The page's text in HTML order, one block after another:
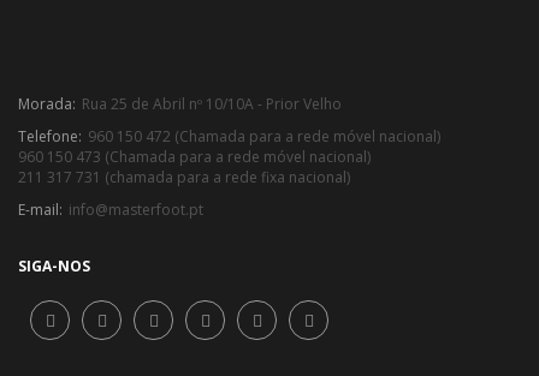
Morada: Rua 25 de Abril nº 10/10A - Prior Velho
Telefone: 960 150 472 (Chamada para a rede móvel nacional)
960 150 473 (Chamada para a rede móvel nacional)
211 317 731 (chamada para a rede fixa nacional)
E-mail: info@masterfoot.pt
SIGA-NOS